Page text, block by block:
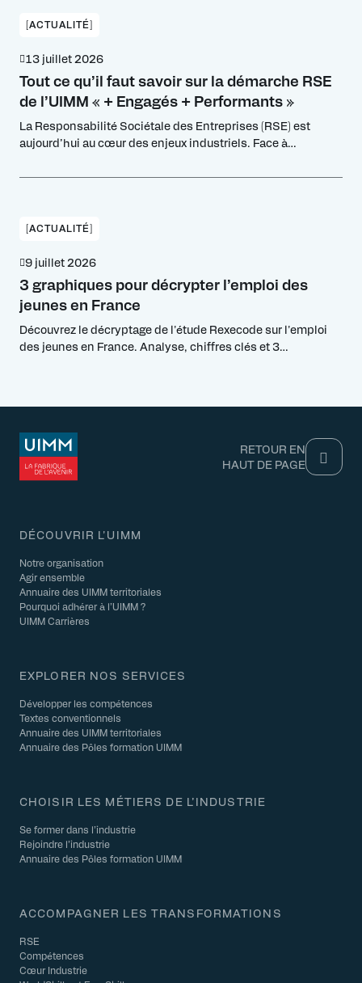
[ACTUALITÉ]
13 juillet 2026
Tout ce qu’il faut savoir sur la démarche RSE
de l’UIMM « + Engagés + Performants »
La Responsabilité Sociétale des Entreprises (RSE) est
aujourd’hui au cœur des enjeux industriels. Face à
et réglementaires, les industriels doivent repenser leur
permet non seulement de répondre aux exigences des
[ACTUALITÉ]
9 juillet 2026
3 graphiques pour décrypter l’emploi des
jeunes en France
Découvrez le décryptage de l'étude Rexecode sur l'emploi
des jeunes en France. Analyse, chiffres clés et 3
DÉCOUVRIR L'UIMM
Notre organisation
Agir ensemble
Annuaire des UIMM territoriales
Pourquoi adhérer à l’UIMM ?
UIMM Carrières
EXPLORER NOS SERVICES
Développer les compétences
Textes conventionnels
Annuaire des UIMM territoriales
Annuaire des Pôles formation UIMM
CHOISIR LES MÉTIERS DE L’INDUSTRIE
Se former dans l’industrie
Rejoindre l’industrie
Annuaire des Pôles formation UIMM
ACCOMPAGNER LES TRANSFORMATIONS
RSE
Compétences
Cœur Industrie
RETOUR EN
HAUT DE PAGE